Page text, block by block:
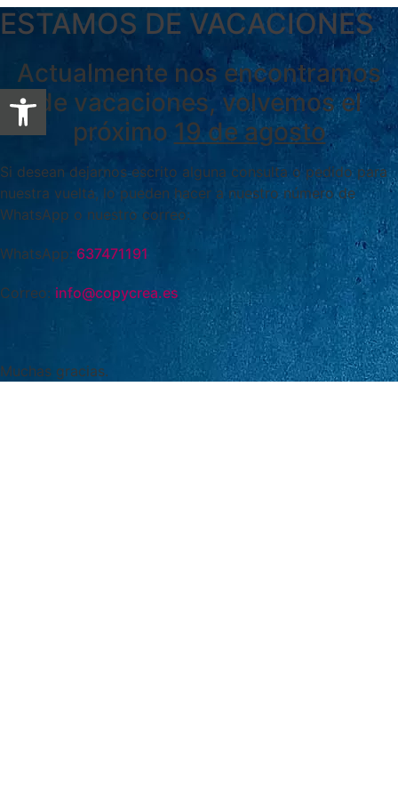
Abrir barra de herramientas
ESTAMOS DE VACACIONES
Actualmente nos encontramos
de vacaciones, volvemos el
próximo 19 de agosto
Si desean dejarnos escrito alguna consulta o pedido para
nuestra vuelta, lo pueden hacer a nuestro número de
WhatsApp o nuestro correo:
WhatsApp: 637471191
Correo: info@copycrea.es
Muchas gracias.